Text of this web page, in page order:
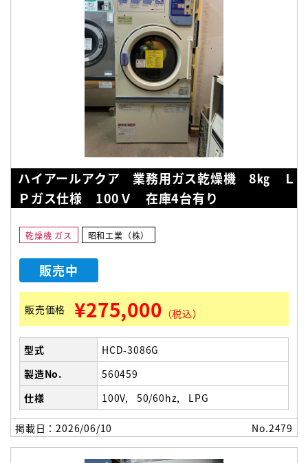
ハイアールアクア 業務用ガス乾燥機 8㎏ Ｌ
Ｐガス仕様 100Ｖ 在庫4台有り
乾燥機 ガス 昭和工業（株）
販売中
販売価格 ¥275,000 （税込）
型式
HCD-3086G
製造No.
560459
仕様
100V 50/60hz LPG
掲載日：2026/06/10 No.2479